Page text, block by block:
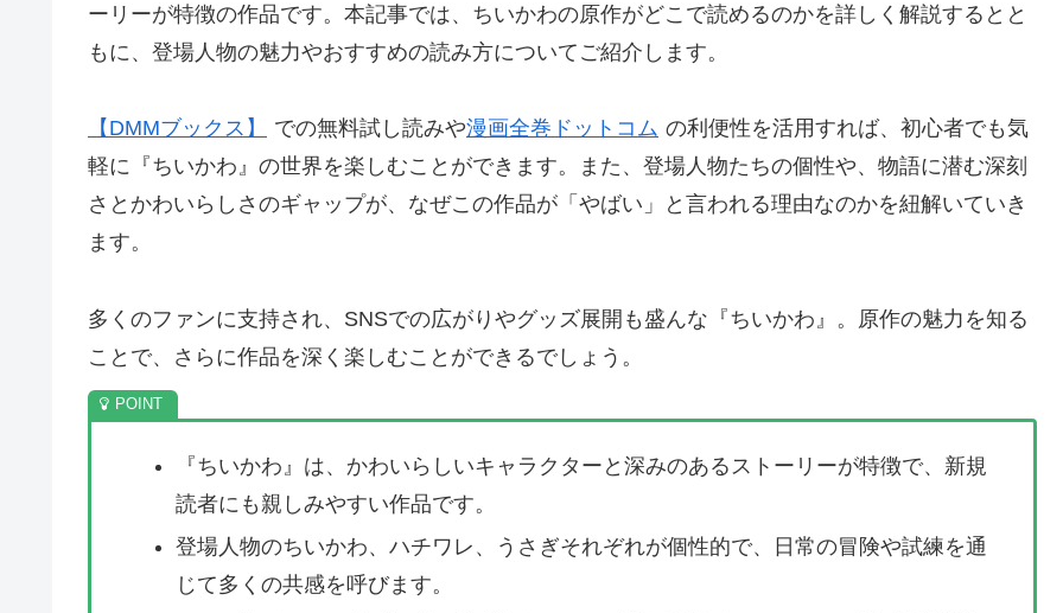
ーリーが特徴の作品です。本記事では、ちいかわの原作がどこで読めるのかを詳しく解説するとと
もに、登場人物の魅力やおすすめの読み方についてご紹介します。
【DMMブックス】 での無料試し読みや漫画全巻ドットコム の利便性を活用すれば、初心者でも気
軽に『ちいかわ』の世界を楽しむことができます。また、登場人物たちの個性や、物語に潜む深刻
さとかわいらしさのギャップが、なぜこの作品が「やばい」と言われる理由なのかを紐解いていき
ます。
多くのファンに支持され、SNSでの広がりやグッズ展開も盛んな『ちいかわ』。原作の魅力を知る
ことで、さらに作品を深く楽しむことができるでしょう。
『ちいかわ』は、かわいらしいキャラクターと深みのあるストーリーが特徴で、新規
読者にも親しみやすい作品です。
登場人物のちいかわ、ハチワレ、うさぎそれぞれが個性的で、日常の冒険や試練を通
じて多くの共感を呼びます。